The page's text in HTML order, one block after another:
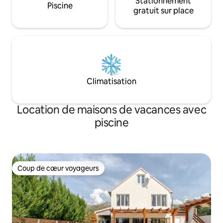
Piscine
gratuit sur place
Climatisation
Location de maisons de vacances avec
piscine
Coup de cœur voyageurs
Coup de cœur voyageurs